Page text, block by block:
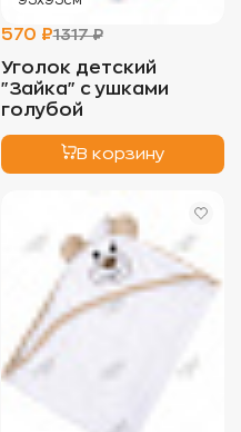
570 ₽1317 ₽
Уголок детский
"Зайка" с ушками
голубой
В корзину